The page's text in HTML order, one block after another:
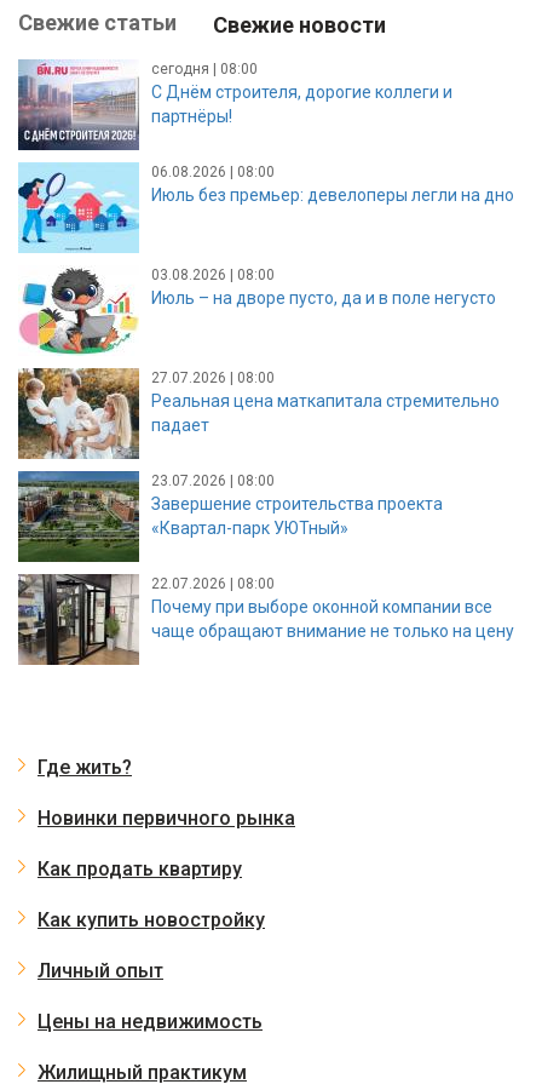
Свежие статьи Свежие новости
сегодня | 08:00
С Днём строителя, дорогие коллеги и
партнёры!
06.08.2026 | 08:00
Июль без премьер: девелоперы легли на дно
03.08.2026 | 08:00
Июль – на дворе пусто, да и в поле негусто
27.07.2026 | 08:00
Реальная цена маткапитала стремительно
падает
23.07.2026 | 08:00
Завершение строительства проекта
«Квартал-парк УЮТный»
22.07.2026 | 08:00
Почему при выборе оконной компании все
чаще обращают внимание не только на цену
Где жить?
Новинки первичного рынка
Как продать квартиру
Как купить новостройку
Личный опыт
Цены на недвижимость
Жилищный практикум